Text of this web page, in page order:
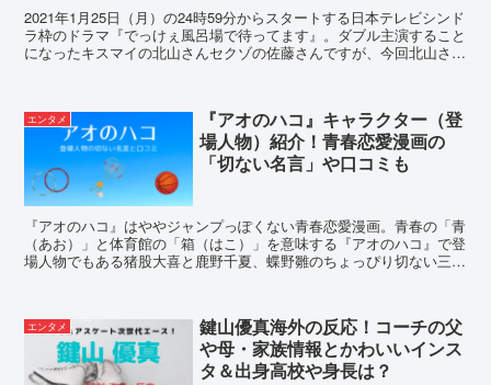
2021年1月25日（月）の24時59分からスタートする日本テレビシンド
ラ枠のドラマ『でっけぇ風呂場で待ってます』。ダブル主演すること
になったキスマイの北山さんセクゾの佐藤さんですが、今回北山さん
エンタメ
『アオのハコ』キャラクター（登
場人物）紹介！青春恋愛漫画の
「切ない名言」や口コミも
『アオのハコ』はややジャンプっぽくない青春恋愛漫画。青春の「青
（あお）」と体育館の「箱（はこ）」を意味する『アオのハコ』で登
場人物でもある猪股大喜と鹿野千夏、蝶野雛のちょっぴり切ない三角
エンタメ
鍵山優真海外の反応！コーチの父
や母・家族情報とかわいいインス
タ＆出身高校や身長は？